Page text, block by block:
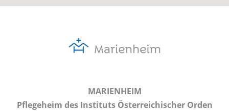
MARIENHEIM
Pflegeheim des Instituts Österreichischer Orden